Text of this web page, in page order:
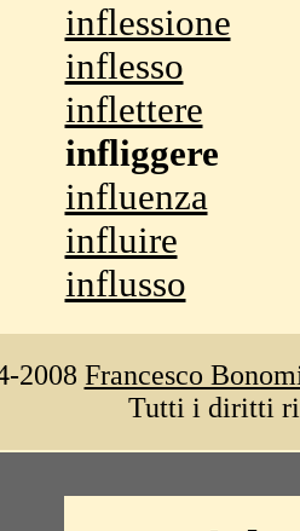
inflessione
inflesso
inflettere
infliggere
influenza
influire
influsso
2008 Francesco
Tutti i diritti